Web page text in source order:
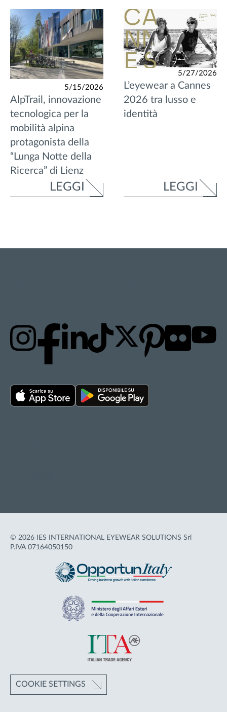
5/15/2026
AlpTrail, innovazione
tecnologica per la
mobilità alpina
protagonista della
“Lunga Notte della
Ricerca” di Lienz
LEGGI
5/27/2026
L’eyewear a Cannes
2026 tra lusso e
identità
LEGGI
© 2026 IES INTERNATIONAL EYEWEAR SOLUTIONS Srl
P.IVA 07164050150
COOKIE SETTINGS